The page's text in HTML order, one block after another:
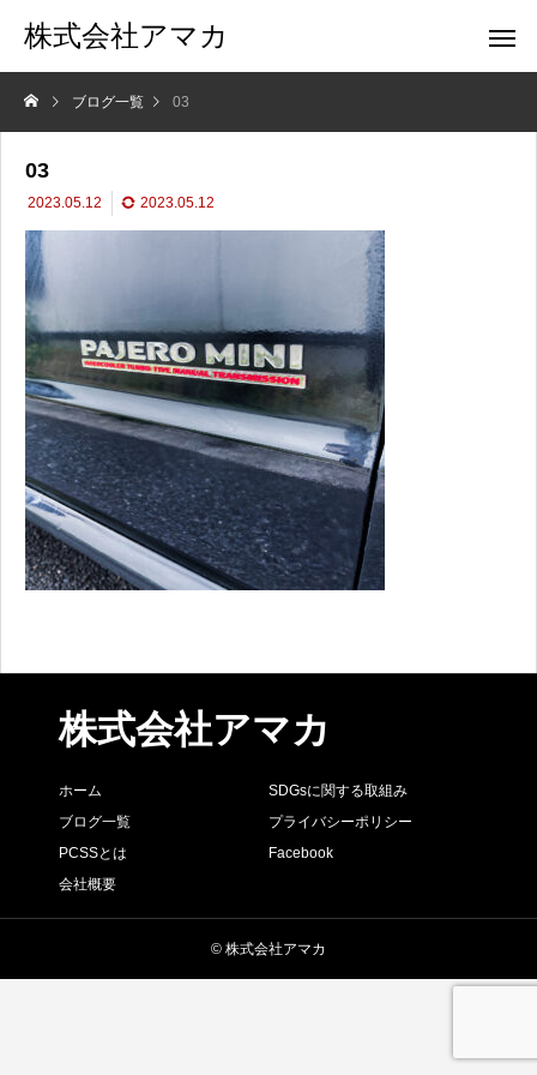
株式会社アマカ
ブログ一覧 03
03
2023.05.12 2023.05.12
株式会社アマカ
ホーム
ブログ一覧
PCSSとは
会社概要
SDGsに関する取組み
プライバシーポリシー
Facebook
© 株式会社アマカ